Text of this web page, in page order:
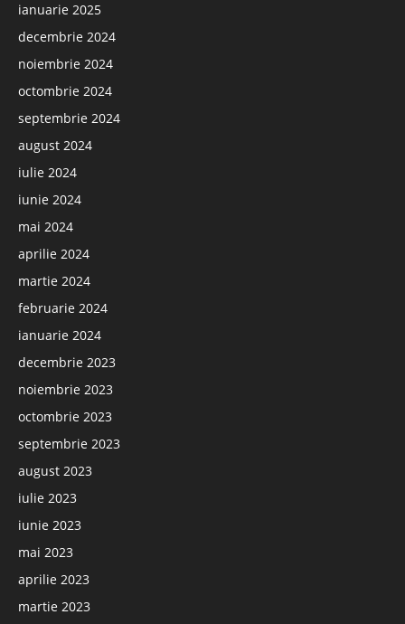
ianuarie 2025
decembrie 2024
noiembrie 2024
octombrie 2024
septembrie 2024
august 2024
iulie 2024
iunie 2024
mai 2024
aprilie 2024
martie 2024
februarie 2024
ianuarie 2024
decembrie 2023
noiembrie 2023
octombrie 2023
septembrie 2023
august 2023
iulie 2023
iunie 2023
mai 2023
aprilie 2023
martie 2023